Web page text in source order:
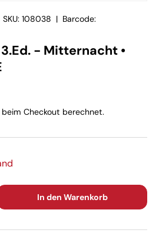
SKU: 108038 | Barcode:
- Mitternacht •
Checkout berechnet.
In den Warenkorb